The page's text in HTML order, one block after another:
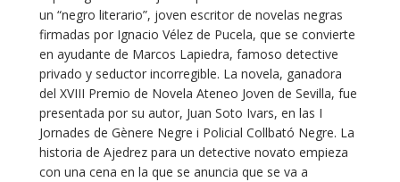
un “negro literario”, joven escritor de novelas negras
firmadas por Ignacio Vélez de Pucela, que se convierte
en ayudante de Marcos Lapiedra, famoso detective
privado y seductor incorregible. La novela, ganadora
del XVIII Premio de Novela Ateneo Joven de Sevilla, fue
presentada por su autor, Juan Soto Ivars, en las I
Jornades de Gènere Negre i Policial Collbató Negre. La
historia de Ajedrez para un detective novato empieza
con una cena en la que se anuncia que se va a